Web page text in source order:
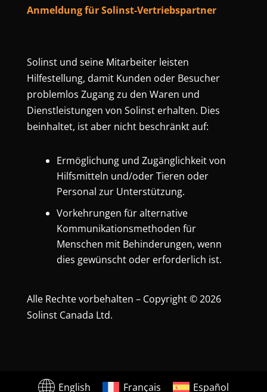
Anmeldung für Solinst-Vertriebspartner
Solinst und seine Mitarbeiter leisten
Hilfestellung, damit Kunden oder Besucher
problemlos Zugang zu den Waren und
Dienstleistungen von Solinst erhalten. Dies
beinhaltet, ist aber nicht beschränkt auf:
Ermöglichung und Zugänglichkeit von
Hilfsmitteln und/oder Tieren oder
Personal zur Unterstützung.
Vorkehrungen für alternative
Kommunikationsmethoden für
Menschen mit Behinderungen, wenn
dies gewünscht oder erforderlich ist.
Alle Rechte vorbehalten – Copyright © 2026
Solinst Canada Ltd.
English Français Español